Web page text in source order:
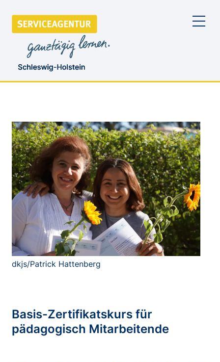
dkjs/Patrick Hattenberg
Basis-Zertifikatskurs für
pädagogisch Mitarbeitende